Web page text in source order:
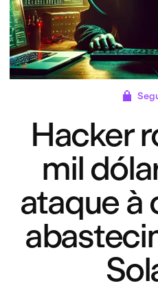
Hacker
mil
ataque à